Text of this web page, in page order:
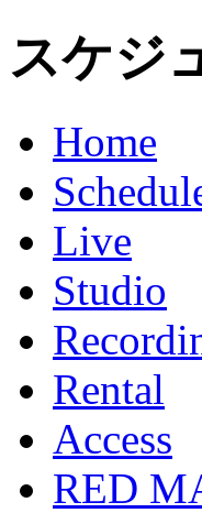
スケジ
Home
Live
Studio
Rental
Access
RED